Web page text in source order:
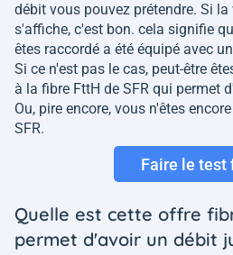
débit vous pouvez prétendre. Si
s'affiche, c'est bon. cela signifie
êtes raccordé a été équipé avec
Si ce n'est pas le cas, peut-être
à la fibre FttH de SFR qui permet
Ou, pire encore, vous n'êtes
SFR.
Faire le test
Quelle est cette offre
permet d'avoir un débit